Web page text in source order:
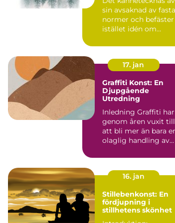
av 1900-talet som en
motreaktion mot
modernismens
stränga regler och
sin avsaknad av fasta
normer och befäster
istället idén om
s...
17. jan
Graffiti Konst: En
Djupgående
Utredning
Inledning Graffiti har
genom åren vuxit till
att bli mer än bara
olaglig handling av
16. jan
Stillebenkonst: En
fördjupning i
stillhetens skönhet